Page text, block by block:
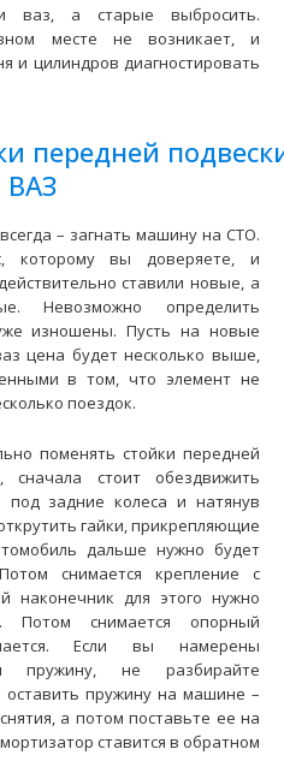
семейства ВАЗ-2110, 2111,
укомплектованных пере..
2170 СААЗ (масло) в сборе
к-т
грн.
семейства ВАЗ-2170, 2171,
модификаций укомпле..
ваз, а старые выбросить.
месте не возникает, и
и цилиндров диагностировать
передней
ВАЗ
– загнать машину на СТО.
которому вы доверяете, и
ставили новые, а
Невозможно определить
изношены. Пусть на новые
цена будет несколько выше,
в том, что элемент не
поездок.
поменять стойки передней
стоит обездвижить
задние колеса и натянув
гайки, прикрепляющие
дальше нужно будет
снимается крепление с
наконечник для этого нужно
Потом снимается опорный
Если вы намерены
пружину, не разбирайте
оставить пружину на машине –
а потом поставьте ее на
ставится в обратном